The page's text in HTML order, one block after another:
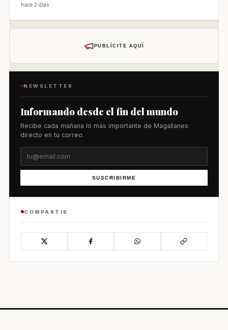
hace 2 días
PUBLÍCITE AQUÍ
NEWSLETTER
Informando desde el fin del mundo
Recibe cada mañana lo más importante de Magallanes
directo en tu correo.
SUSCRIBIRME
COMPARTIR